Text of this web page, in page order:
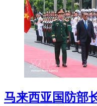
马来西亚国防部